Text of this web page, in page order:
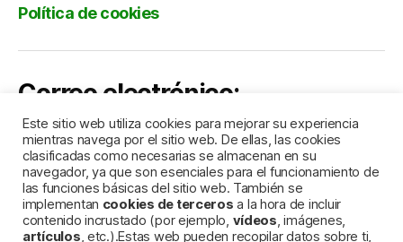
Política de cookies
Correo electrónico:
comercial@lacortedelingles.es
Este sitio web utiliza cookies para mejorar su experiencia
mientras navega por el sitio web. De ellas, las cookies
clasificadas como necesarias se almacenan en su
navegador, ya que son esenciales para el funcionamiento de
las funciones básicas del sitio web. También se
implementan cookies de terceros a la hora de incluir
contenido incrustado (por ejemplo, vídeos, imágenes,
artículos, etc.).Estas web pueden recopilar datos sobre ti,